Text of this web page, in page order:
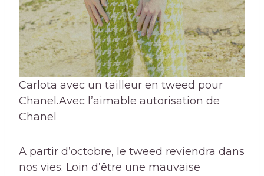
Carlota avec un tailleur en tweed pour
Chanel.Avec l’aimable autorisation de
Chanel
A partir d’octobre, le tweed reviendra dans
nos vies. Loin d’être une mauvaise